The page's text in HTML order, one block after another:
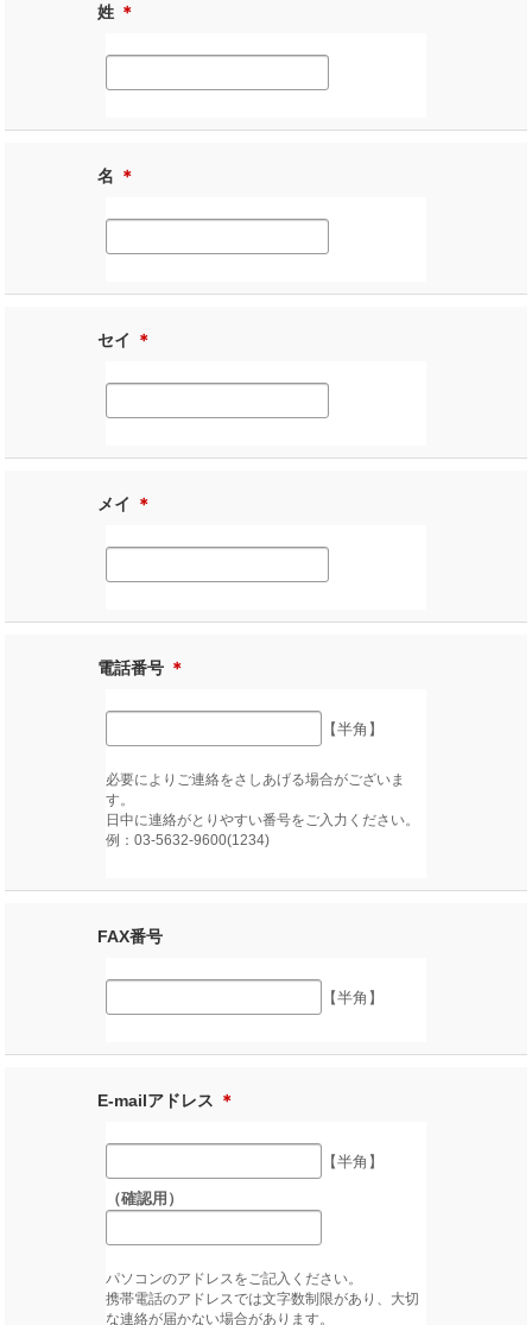
姓 ＊
名 ＊
セイ ＊
メイ ＊
電話番号 ＊
【半角】
必要によりご連絡をさしあげる場合がございま
す。
日中に連絡がとりやすい番号をご入力ください。
例：03-5632-9600(1234)
FAX番号
【半角】
E-mailアドレス ＊
【半角】
（確認用）
パソコンのアドレスをご記入ください。
携帯電話のアドレスでは文字数制限があり、大切
な連絡が届かない場合があります。